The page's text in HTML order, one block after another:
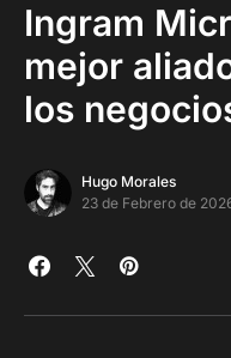
Ingram
mejor
los
Hugo Morales
23 de Febrero de